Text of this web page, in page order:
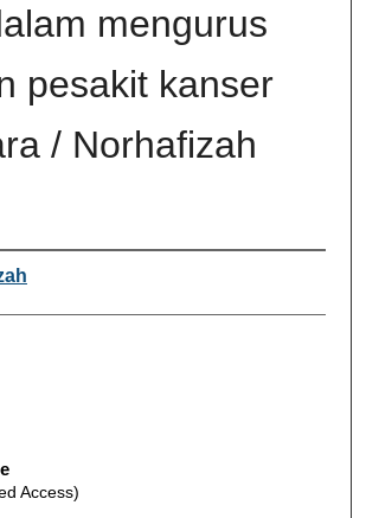
mengurus
pesakit kanser
/ Norhafizah
Access)